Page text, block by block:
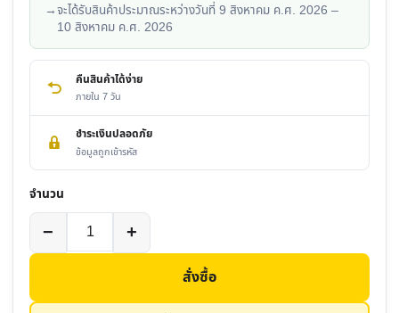
→จะได้รับสินค้าประมาณระหว่างวันที่ 9 สิงหาคม ค.ศ. 2026 –
10 สิงหาคม ค.ศ. 2026
คืนสินค้าได้ง่าย
ภายใน 7 วัน
ชำระเงินปลอดภัย
ข้อมูลถูกเข้ารหัส
สั่งซื้อ
จำนวน
−
จำนวน
เครื่อง
น้ำ
+